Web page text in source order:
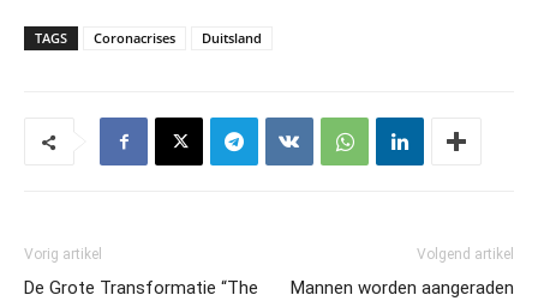
TAGS Coronacrises Duitsland
Vorig artikel
De Grote Transformatie “The
Volgend artikel
Mannen worden aangeraden